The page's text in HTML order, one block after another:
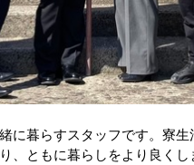
に暮らすスタッフです。寮
、ともに暮らしをより良くし